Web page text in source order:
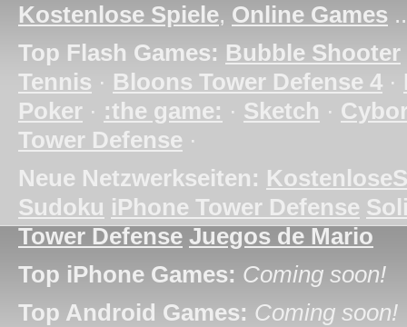
Kostenlose Spiele, Online Games
Top Flash Games: Bubble Shooter
Tennis · Bloons Tower Defense 4 ·
Poker · :the game: · Sketch ·
Tower Defense ·
Neue Netzwerkseiten:
Sudoku iPhone Tower Defense
Tower Defense Juegos de Mario
Top iPhone Games: Coming soon!
Top Android Games: Coming soon!